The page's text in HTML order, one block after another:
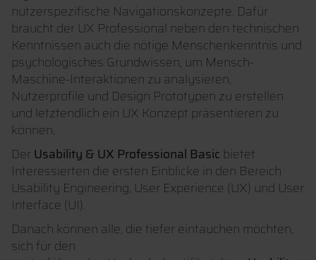
nutzerspezifische Navigationskonzepte. Dafür
braucht der UX Professional neben den technischen
Kenntnissen auch die nötige Menschenkenntnis und
psychologisches Grundwissen, um Mensch-
Maschine-Interaktionen zu analysieren,
Nutzerprofile und Design Prototypen zu erstellen
und letztendlich ein UX Konzept präsentieren zu
können.
Der Usability & UX Professional Basic bietet
Interessierten die ersten Einblicke in den Bereich
Usability Engineering, User Experience (UX) und User
Interface (UI).
Danach können alle, die tiefer eintauchen möchten,
sich für den